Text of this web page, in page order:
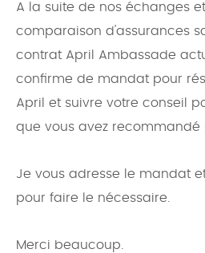
A la suite de nos échanges
comparaison d'assurances
contrat April Ambassade
confirme de mandat pour
April et suivre votre conseil
que vous avez recommandé
Je vous adresse le mandat
pour faire le nécessaire.
Merci beaucoup.